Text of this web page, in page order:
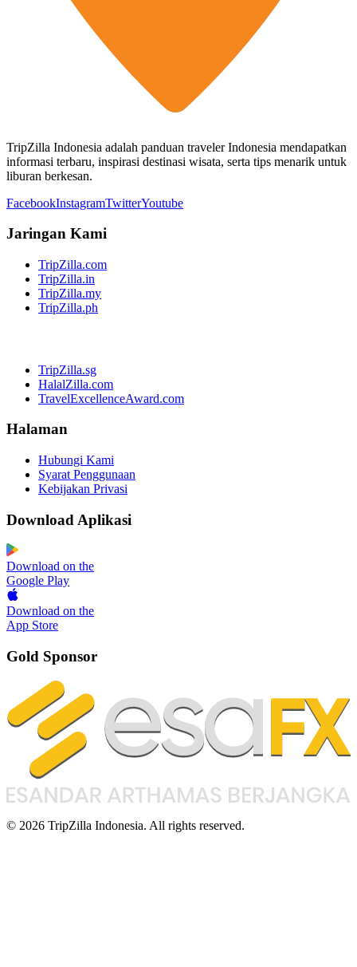
TripZilla Indonesia adalah panduan traveler Indonesia mendapatkan
informasi terbaru, inspirasi destinasi wisata, serta tips menarik untuk
liburan berkesan.
FacebookInstagramTwitterYoutube
Jaringan Kami
TripZilla.com
TripZilla.in
TripZilla.my
TripZilla.ph
TripZilla.sg
HalalZilla.com
TravelExcellenceAward.com
Halaman
Hubungi Kami
Syarat Penggunaan
Kebijakan Privasi
Download Aplikasi
Download on the
Google Play
Download on the
App Store
Gold Sponsor
© 2026 TripZilla Indonesia. All rights reserved.